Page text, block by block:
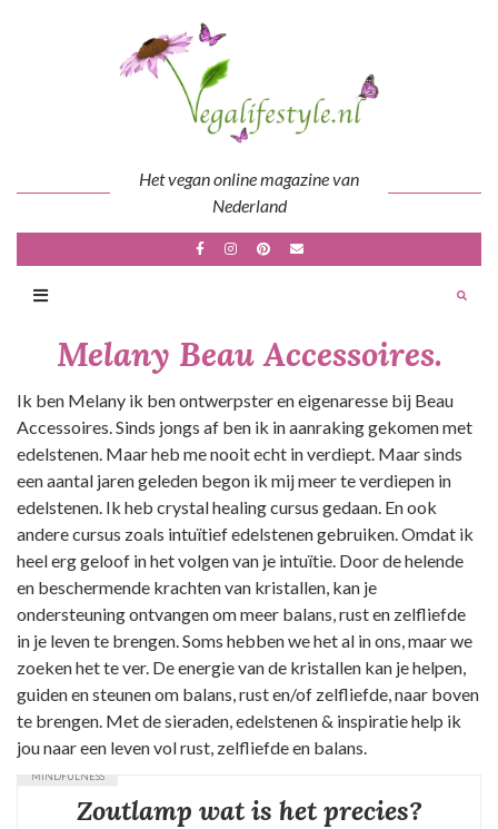
Het vegan online magazine van
Nederland
Melany Beau Accessoires.
Ik ben Melany ik ben ontwerpster en eigenaresse bij Beau
Accessoires. Sinds jongs af ben ik in aanraking gekomen met
edelstenen. Maar heb me nooit echt in verdiept. Maar sinds
een aantal jaren geleden begon ik mij meer te verdiepen in
edelstenen. Ik heb crystal healing cursus gedaan. En ook
andere cursus zoals intuïtief edelstenen gebruiken. Omdat ik
heel erg geloof in het volgen van je intuïtie. Door de helende
en beschermende krachten van kristallen, kan je
ondersteuning ontvangen om meer balans, rust en zelfliefde
in je leven te brengen. Soms hebben we het al in ons, maar we
zoeken het te ver. De energie van de kristallen kan je helpen,
guiden en steunen om balans, rust en/of zelfliefde, naar boven
te brengen. Met de sieraden, edelstenen & inspiratie help ik
jou naar een leven vol rust, zelfliefde en balans.
MINDFULNESS
Zoutlamp wat is het precies?